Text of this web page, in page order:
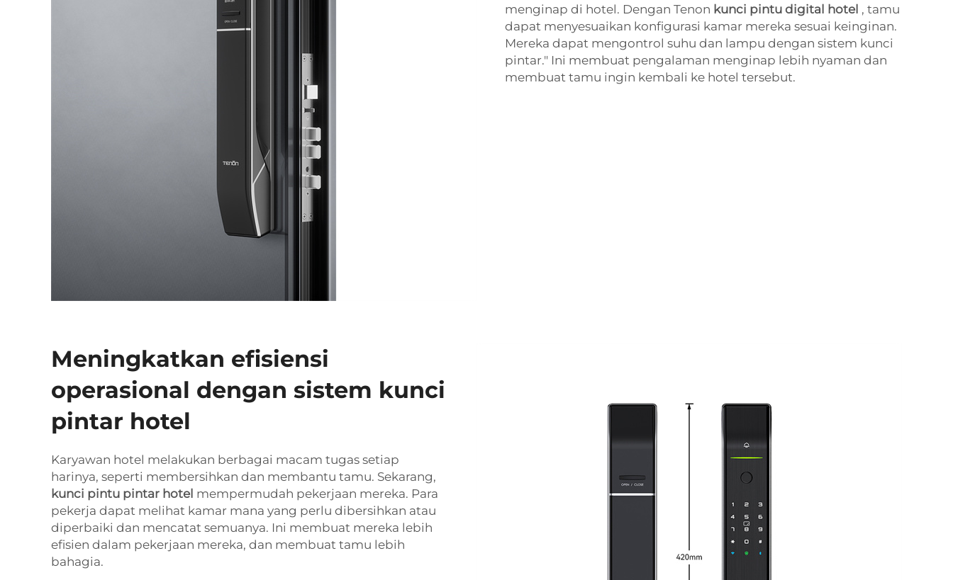
menginap di hotel. Dengan Tenon kunci pintu digital hotel , tamu
dapat menyesuaikan konfigurasi kamar mereka sesuai keinginan.
Mereka dapat mengontrol suhu dan lampu dengan sistem kunci
pintar." Ini membuat pengalaman menginap lebih nyaman dan
membuat tamu ingin kembali ke hotel tersebut.
Meningkatkan efisiensi
operasional dengan sistem kunci
pintar hotel
Karyawan hotel melakukan berbagai macam tugas setiap
harinya, seperti membersihkan dan membantu tamu. Sekarang,
kunci pintu pintar hotel mempermudah pekerjaan mereka. Para
pekerja dapat melihat kamar mana yang perlu dibersihkan atau
diperbaiki dan mencatat semuanya. Ini membuat mereka lebih
efisien dalam pekerjaan mereka, dan membuat tamu lebih
bahagia.